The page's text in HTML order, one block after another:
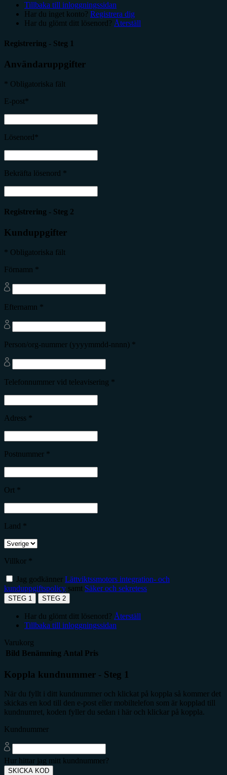
Tillbaka till inloggningssidan
Har du inget konto? Registrera dig
Har du glömt ditt lösenord? Återställ
Registrering - Steg 1
Användaruppgifter
* Obligatoriska fält
E-post*
Lösenord*
Bekräfta lösenord *
Registrering - Steg 2
Kunduppgifter
* Obligatoriska fält
Förnamn *
Efternamn *
Person/org-nummer (yyyymmdd-nnnn) *
Telefonnummer vid teleavisering *
Adress *
Postnummer *
Ort *
Land *
Villkor *
Jag godkänner Lättviktssmotors integration- och
kunduppgiftspolicy samt Säker och sekretess
STEG 1 STEG 2
Har du glömt ditt lösenord? Återställ
Tillbaka till inloggningssidan
Varukorg
Bild Benämning Antal Pris
Koppla kundnummer - Steg 1
När du fyllt i ditt kundnummer och klickat på koppla så kommer det
skickas en kod till den e-post eller mobiltelefon som är kopplad till
kundnumret, koden fyller du sedan i här och klickar på koppla.
Kundnummer
Hur hittar jag mitt kundnummer?
SKICKA KOD